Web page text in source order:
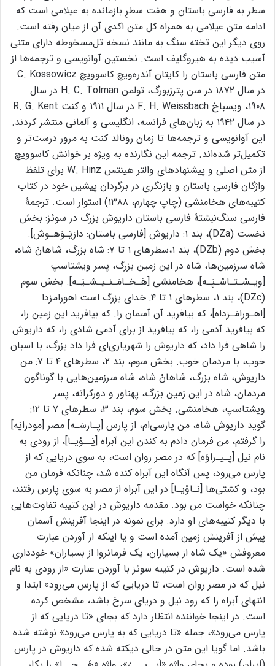
سطر به فارسی باستان و هفت سطرِ بازمانده به عیلامی است که
ادامه متن عیلامی به همراه کل متن اکدی آن از میان رفته است.
روی دیگر این تخته سنگ به مانند نسخه تل‌مسخوطه دارای متنی
آسیب دیده به هیروگلیف است. نخستین آوانویسی‌ و ترجمه‌ها از
متن فارسی باستان را کایتان آندره‌ویچ کاسوویچ C. Kossowicz
در سال ۱۸۷۲ در سن پترزبورگ، تولمن H. C. Tolman در سال
۱۹۰۸، ویسباخ F. H. Weissbach در سال ۱۹۱۱ و کنت R. G. Kent
در سال ۱۹۴۲ به زبان‌های فرانسه، انگلیسی و آلمانی منتشر کردند.
این آوانویسی و ترجمه‌ها تا زمان رونالد کنت به مرور درست‌تر و
تکمیل‌تر شده‌اند. ترجمه این نگارنده به ویژه بر خوانش کاسوویچ
از متن اصلی و پیشنهادهای والتر هینتس W. Hinz برای تلفظ
واژگان فارسی باستان و بازنگری در برگردان پیشین خود در کتاب
کتیبه‌های هخامنشی (چاپ چهارم، ۱۳۸۸) استوار است. ترجمۀ
فارسی سنگ‌نبشتۀ فارسی باستان داریوش بزرگ در سوئز: بخش
نخست (DZa)، بند ۱: داریوش [فارسی باستان: دارَیَـوَهـوش].
بخش دوم (DZb)، بند ۱،سطرهای ۱ تا ۷: شاه بزرگ، شاهانْ شاه،
شاه سرزمین‌ها، شاه در این زمین بزرگ، پسر ویشتاسپ
[ویـسْـتـاسْـپَـه]، هخامنشی [هَـخـامَـنـیـشـیَـه]. بخش سوم
(DZc)، بند ۱، سطرهای ۱ تا ۴: خدای بزرگ است اهورامزدا
[اهـورامَـزداه]، که بیافرید آن آسمان را. که بیافرید این زمین را،
که بیافرید آدمی را، که بیافرید از برای آدمی شادی را، که داریوش
را شاهی فرا داد، که داریوش را شهریاری‌ای فرا داد بزرگ، با اسبان
خوب، با مردمان خوب. بخش سوم، بند ۲، سطرهای ۴ تا ۷: من
داریوش، شاه بزرگ، شاهانْ شاه، شاه سرزمین‌هایی با گوناگون
مردمان، شاه در این زمین بزرگ، پهناور و دورکرانه، پسر
ویشتاسپ، هخامنشی. بخش سوم، بند ۳، سطرهای ۷ تا ۱۲:
گوید داریوش شاه، من پارسی‌ام، از پارس [پـارسَـه] مصر [مودرایَه]
را گرفتم، من فرمان دادم به کندن این آبراه [یَــوْیـا]، از رودی به
نام نیل [پـیـراوَه] که در مصر روان است، به سوی دریایی که از
پارس می‌رود، پس آنگاه این آبراه کنده شد، چنانکه فرمان من
بود، و کشتی‌ها [نـاوْیـا] در این آبراه از مصر به سوی پارس رفتند،
چنانکه خواست من بود. مقدمه داریوش در این کتیبه تفاوت‌هایی
با دیگر کتیبه‌های او دارد. برای نمونه در اینجا آفرینش آسمان
پیش از آفرینش زمین آمده است و یا اینکه از آوردن عبارت
معروفش «یک شاه از بسیاران، یک فرمانروا از بسیاران» خودداری
شده است. داریوش در کتیبه سوئز با آوردن عبارت «از رودی به نام
نیل که در مصر روان است، تا دریایی که از پارس می‌رود» ابتدا و
انتهای آبراه را که رود نیل و دریای سرخ باشد، مشخص کرده
است. در اینجا خواننده انتظار دارد که بجای «تا دریایی که از
پارس می‌رود»، جمله «تا دریایی که به پارس می‌رود» نوشته شده
باشد. اما گویا این متن در حالی دیکته شده که داریوش در پارس